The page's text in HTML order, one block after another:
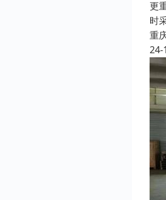
更
时
重
24-